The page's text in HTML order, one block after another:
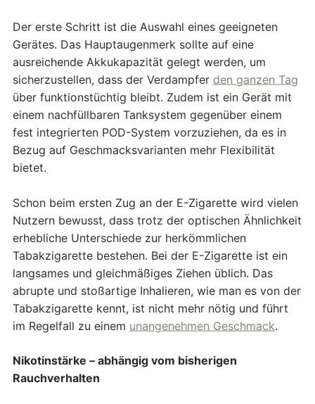
Der erste Schritt ist die Auswahl eines geeigneten
Gerätes. Das Hauptaugenmerk sollte auf eine
ausreichende Akkukapazität gelegt werden, um
sicherzustellen, dass der Verdampfer den ganzen Tag
über funktionstüchtig bleibt. Zudem ist ein Gerät mit
einem nachfüllbaren Tanksystem gegenüber einem
fest integrierten POD-System vorzuziehen, da es in
Bezug auf Geschmacksvarianten mehr Flexibilität
bietet.
Schon beim ersten Zug an der E-Zigarette wird vielen
Nutzern bewusst, dass trotz der optischen Ähnlichkeit
erhebliche Unterschiede zur herkömmlichen
Tabakzigarette bestehen. Bei der E-Zigarette ist ein
langsames und gleichmäßiges Ziehen üblich. Das
abrupte und stoßartige Inhalieren, wie man es von der
Tabakzigarette kennt, ist nicht mehr nötig und führt
im Regelfall zu einem unangenehmen Geschmack.
Nikotinstärke – abhängig vom bisherigen
Rauchverhalten